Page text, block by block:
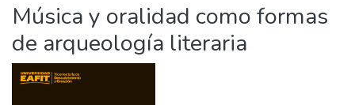
Música y oralidad como formas
de arqueología literaria